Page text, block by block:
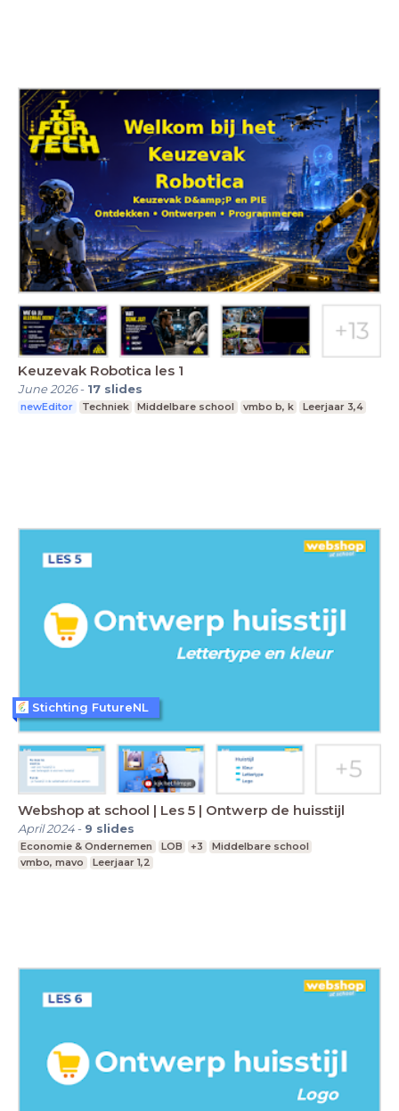
Keuzevak Robotica les 1
June 2026- 17 slides
newEditor Techniek Middelbare school vmbo b, k Leerjaar 3,4
Webshop at school | Les 5 | Ontwerp de huisstijl
April 2024- 9 slides
Economie & Ondernemen LOB +3
Middelbare school
vmbo, mavo
Leerjaar 1,2
Stichting FutureNL